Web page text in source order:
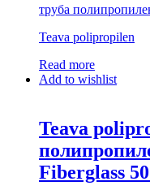
труба
Teava polipropilen
Read more
Add to wishlist
Teava
Fiberglass